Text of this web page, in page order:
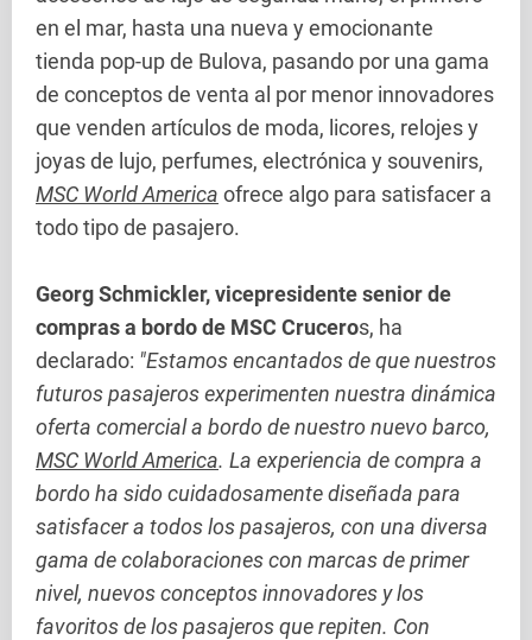
en el mar, hasta una nueva y emocionante
tienda pop-up de Bulova, pasando por una gama
de conceptos de venta al por menor innovadores
que venden artículos de moda, licores, relojes y
joyas de lujo, perfumes, electrónica y souvenirs,
MSC World America ofrece algo para satisfacer a
todo tipo de pasajero.
Georg Schmickler, vicepresidente senior de
compras a bordo de MSC Cruceros, ha
declarado: "Estamos encantados de que nuestros
futuros pasajeros experimenten nuestra dinámica
oferta comercial a bordo de nuestro nuevo barco,
MSC World America. La experiencia de compra a
bordo ha sido cuidadosamente diseñada para
satisfacer a todos los pasajeros, con una diversa
gama de colaboraciones con marcas de primer
nivel, nuevos conceptos innovadores y los
favoritos de los pasajeros que repiten. Con